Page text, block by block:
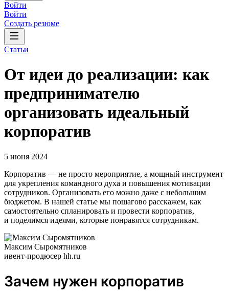
Войти
Войти
Создать резюме
Статьи
От идеи до реализации: как
предпринимателю
организовать идеальный
корпоратив
5 июня 2024
Корпоратив — не просто мероприятие, а мощный инструмент
для укрепления командного духа и повышения мотивации
сотрудников. Организовать его можно даже с небольшим
бюджетом. В нашей статье мы пошагово расскажем, как
самостоятельно спланировать и провести корпоратив,
и поделимся идеями, которые понравятся сотрудникам.
Максим Сыромятников
ивент-продюсер hh.ru
Зачем нужен корпоратив